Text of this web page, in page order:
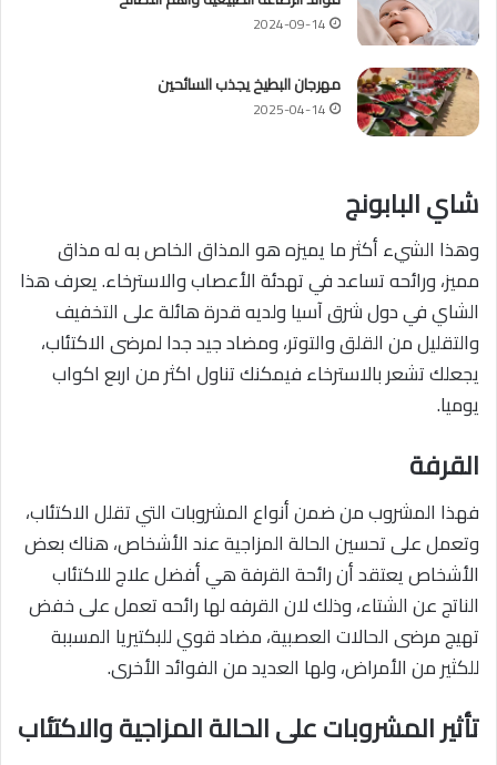
2024-09-14
مهرجان البطيخ يجذب السائحين
2025-04-14
شاي البابونج
وهذا الشيء أكثر ما يميزه هو المذاق الخاص به له مذاق
مميز، ورائحه تساعد في تهدئة الأعصاب والاسترخاء. يعرف هذا
الشاي في دول شرق آسيا ولديه قدرة هائلة على التخفيف
والتقليل من القلق والتوتر، ومضاد جيد جدا لمرضى الاكتئاب،
يجعلك تشعر بالاسترخاء فيمكنك تناول اكثر من اربع اكواب
يوميا.
القرفة
فهذا المشروب من ضمن أنواع المشروبات التي تقلل الاكتئاب،
وتعمل على تحسين الحالة المزاجية عند الأشخاص، هناك بعض
الأشخاص يعتقد أن رائحة القرفة هي أفضل علاج للاكتئاب
الناتج عن الشتاء، وذلك لان القرفه لها رائحه تعمل على خفض
تهيج مرضى الحالات العصبية، مضاد قوي للبكتيريا المسببة
للكثير من الأمراض، ولها العديد من الفوائد الأخرى.
تأثير المشروبات على الحالة المزاجية والاكتئاب